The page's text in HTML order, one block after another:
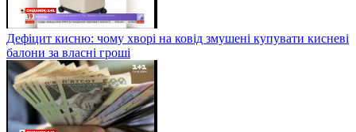
Дефіцит кисню: чому хворі на ковід змушені купувати кисневі
балони за власні гроші